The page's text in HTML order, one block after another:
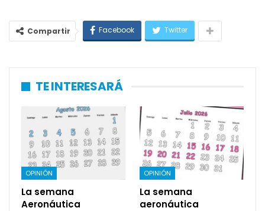
Compartir Facebook Twitter
TE INTERESARÁ
OPINIÓN
La semana
Aeronáutica
OPINIÓN
La semana
aeronáutica